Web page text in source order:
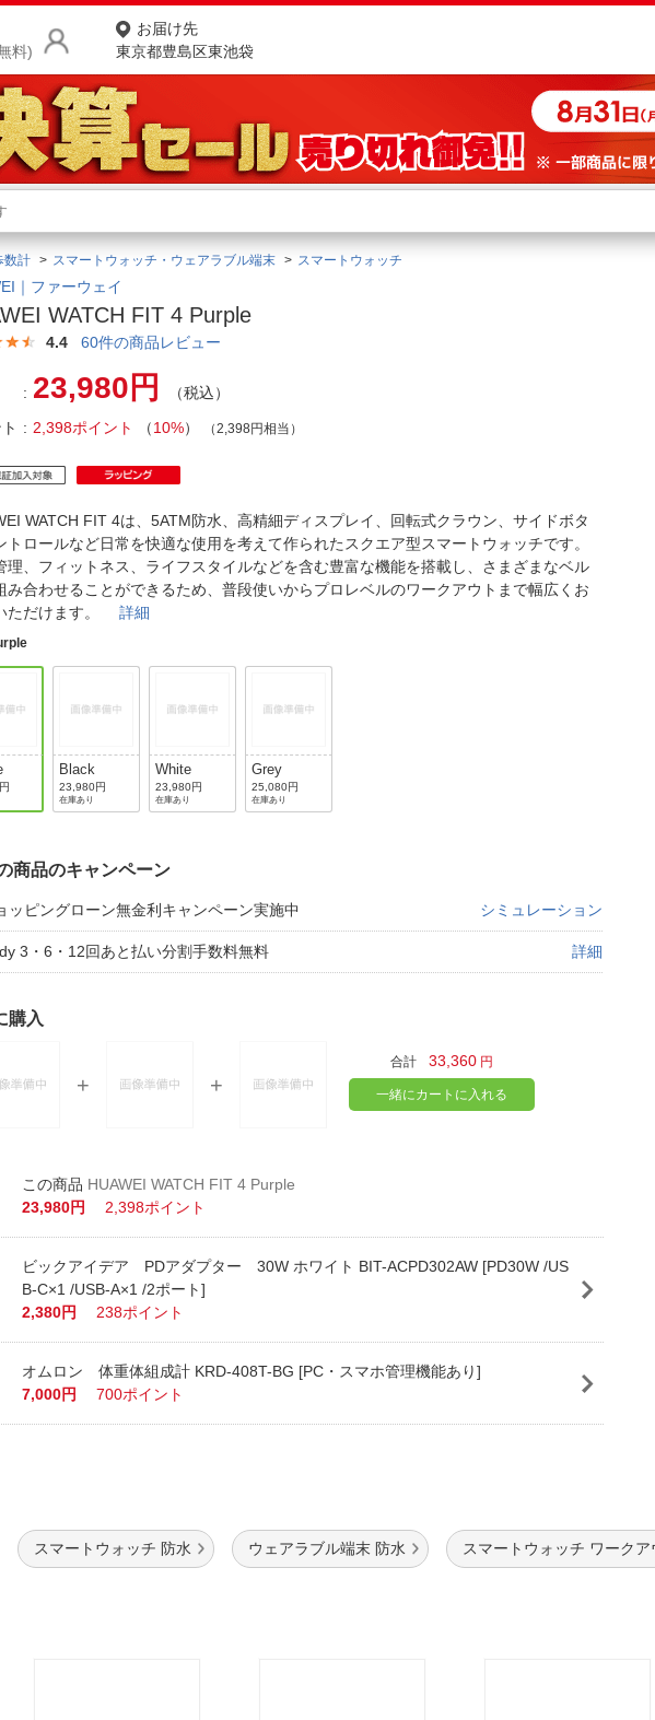
料)
お届け先
東京都豊島区東池袋
商品をさがす
ランキングからさがす
カテゴリ一覧からさがす
お客様サポート
ご利用規約
店舗サービス
ネット取り置き
IR情報
数計 スマートウォッチ・ウェアラブル端末 スマートウォッチ
｜ファーウェイ
WATCH FIT 4 Purple
4.4 60件の商品レビュー
23,980円
（税込）
2,398ポイント （10%） （2,398円相当）
WATCH FIT 4は、5ATM防水、高精細ディスプレイ、回転式クラウン、サイドボタ
トロールなど日常を快適な使用を考えて作られたスクエア型スマートウォッチです。
理、フィットネス、ライフスタイルなどを含む豊富な機能を搭載し、さまざまなベル
み合わせることができるため、普段使いからプロレベルのワークアウトまで幅広くお
ただけます。詳細
Black
23,980円
在庫あり
White
23,980円
在庫あり
Grey
25,080円
在庫あり
商品のキャンペーン
ッピングローン無金利キャンペーン実施中 シミュレーション
3・6・12回あと払い分割手数料無料 詳細
購入
合計 33,360 円
一緒にカートに入れる
HUAWEI WATCH FIT 4 Purple
23,980円
2,398ポイント
ビックアイデア PDアダプター 30W ホワイト BIT-ACPD302AW [PD30W /US
B-C×1 /USB-A×1 /2ポート]
2,380円
238ポイント
オムロン 体重体組成計 KRD-408T-BG [PC・スマホ管理機能あり]
7,000円
700ポイント
スマートウォッチ 防水 ウェアラブル端末 防水 スマートウォッチ ワークア